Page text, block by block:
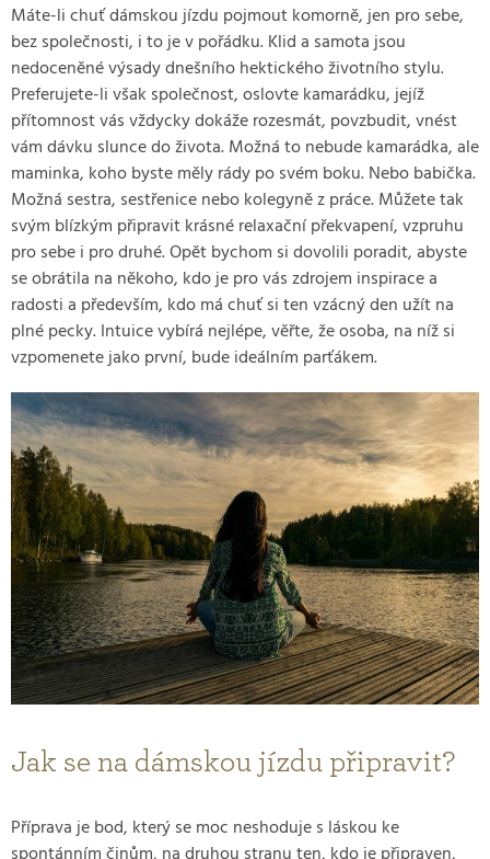
Máte-li chuť dámskou jízdu pojmout komorně, jen pro sebe,
bez společnosti, i to je v pořádku. Klid a samota jsou
nedoceněné výsady dnešního hektického životního stylu.
Preferujete-li však společnost, oslovte kamarádku, jejíž
přítomnost vás vždycky dokáže rozesmát, povzbudit, vnést
vám dávku slunce do života. Možná to nebude kamarádka, ale
maminka, koho byste měly rády po svém boku. Nebo babička.
Možná sestra, sestřenice nebo kolegyně z práce. Můžete tak
svým blízkým připravit krásné relaxační překvapení, vzpruhu
pro sebe i pro druhé. Opět bychom si dovolili poradit, abyste
se obrátila na někoho, kdo je pro vás zdrojem inspirace a
radosti a především, kdo má chuť si ten vzácný den užít na
plné pecky. Intuice vybírá nejlépe, věřte, že osoba, na níž si
vzpomenete jako první, bude ideálním parťákem.
Jak se na dámskou jízdu připravit?
Příprava je bod, který se moc neshoduje s láskou ke